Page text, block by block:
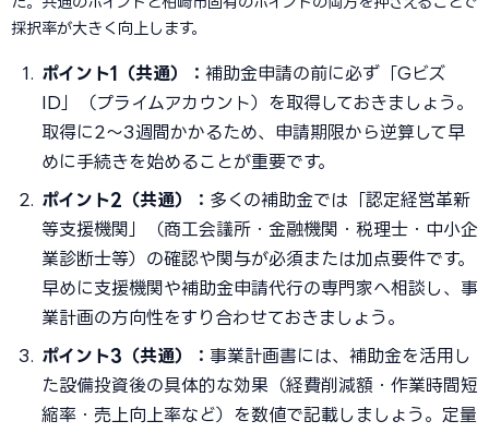
採択率が大きく向上します。
ポイント1（共通）： 補助金申請の前に必ず「Gビズ
ID」（プライムアカウント）を取得しておきましょう。
取得に2〜3週間かかるため、申請期限から逆算して早
めに手続きを始めることが重要です。
ポイント2（共通）： 多くの補助金では「認定経営革新
等支援機関」（商工会議所・金融機関・税理士・中小企
業診断士等）の確認や関与が必須または加点要件です。
早めに支援機関や補助金申請代行の専門家へ相談し、事
業計画の方向性をすり合わせておきましょう。
ポイント3（共通）： 事業計画書には、補助金を活用し
た設備投資後の具体的な効果（経費削減額・作業時間短
縮率・売上向上率など）を数値で記載しましょう。定量